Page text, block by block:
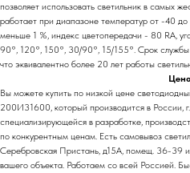
позволяет использовать светильник в самых
работает при диапазоне температур от -40
меньше 1 %, индекс цветопередачи - 80 RA,
90°, 120°, 150°, 30/90°, 15/155°. Срок службы
что эквивалентно более 20 лет работы
Вы можете купить по низкой цене
200И31600, который производится в России,
специализирующейся в разработке,
по конкурентным ценам. Есть самовывоз
Серебровская Пристань, д15А, помещ. 36-39
вашего объекта. Работаем со всей Россией.